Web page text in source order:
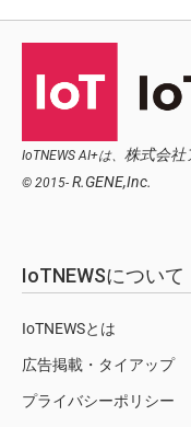
IoTNEWS AI+は、 株式会社
© 2015- R.GENE,Inc.
IoTNEWSについて
IoTNEWSとは
広告掲載・タイアップ
プライバシーポリシー